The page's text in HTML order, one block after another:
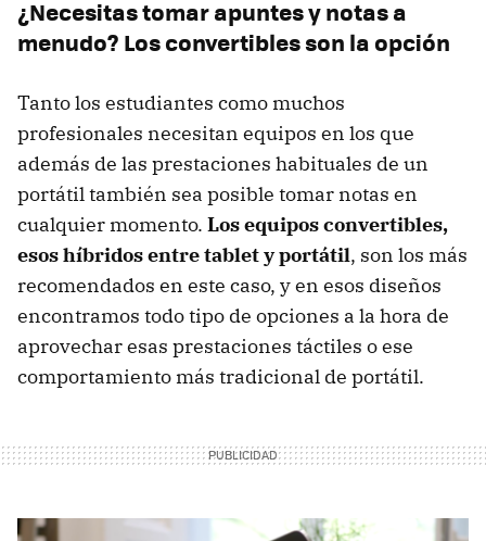
¿Necesitas tomar apuntes y notas a
menudo? Los convertibles son la opción
Tanto los estudiantes como muchos
profesionales necesitan equipos en los que
además de las prestaciones habituales de un
portátil también sea posible tomar notas en
cualquier momento. Los equipos convertibles,
esos híbridos entre tablet y portátil, son los más
recomendados en este caso, y en esos diseños
encontramos todo tipo de opciones a la hora de
aprovechar esas prestaciones táctiles o ese
comportamiento más tradicional de portátil.